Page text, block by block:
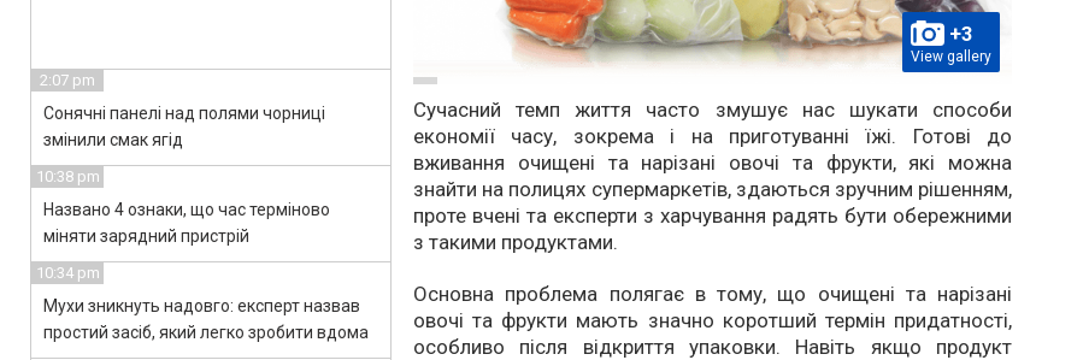
+3
View gallery
Сучасний темп життя часто змушує нас шукати способи
економії часу, зокрема і на приготуванні їжі. Готові до
вживання очищені та нарізані овочі та фрукти, які можна
знайти на полицях супермаркетів, здаються зручним рішенням,
проте вчені та експерти з харчування радять бути обережними
з такими продуктами.
Основна проблема полягає в тому, що очищені та нарізані
овочі та фрукти мають значно коротший термін придатності,
особливо після відкриття упаковки. Навіть якщо продукт
2:07 pm
Сонячні панелі над полями чорниці
змінили смак ягід
10:38 pm
Названо 4 ознаки, що час терміново
міняти зарядний пристрій
10:34 pm
Мухи зникнуть надовго: експерт назвав
простий засіб, який легко зробити вдома